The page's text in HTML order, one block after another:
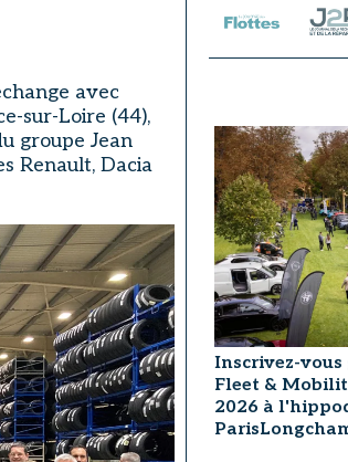
avec
sur-Loire (44),
groupe Jean
Renault, Dacia
Inscrivez-
Fleet &
2026 à